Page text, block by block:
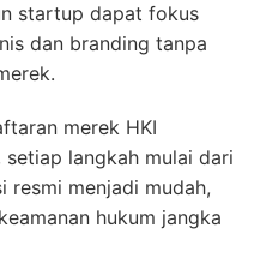
startup dapat fokus
dan branding tanpa
merek HKI
langkah mulai dari
resmi menjadi mudah,
hukum jangka